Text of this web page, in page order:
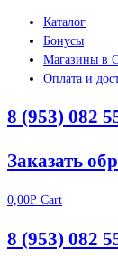
Каталог
Бонусы
Магазины в
Оплата и
8 (953) 082
Заказать
0,00Р Cart
8 (953) 082